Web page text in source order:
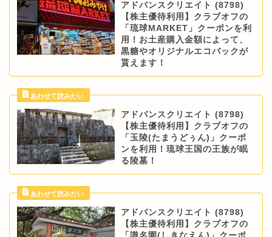
アドバンスクリエイト (8798)
【株主優待利用】クラブオフの
「琉球MARKET」クーポンを利
用！お土産購入金額によって、
黒糖やオリジナルエコバックが
貰えます！
アドバンスクリエイト (8798)
【株主優待利用】クラブオフの
「玉陵(たまうどぅん)」クーポ
ンを利用！琉球王国の王族が眠
る陵墓！
アドバンスクリエイト (8798)
【株主優待利用】クラブオフの